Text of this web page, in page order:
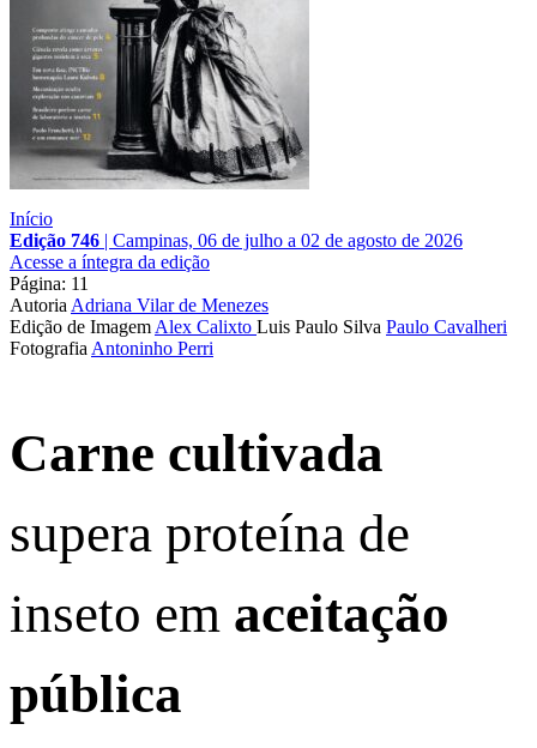
Início
Edição 746 | Campinas, 06 de julho a 02 de agosto de 2026
Acesse a íntegra da edição
Página: 11
Autoria Adriana Vilar de Menezes
Edição de Imagem Alex Calixto Luis Paulo Silva Paulo Cavalheri
Fotografia Antoninho Perri
Carne cultivada
supera proteína de
inseto em aceitação
pública